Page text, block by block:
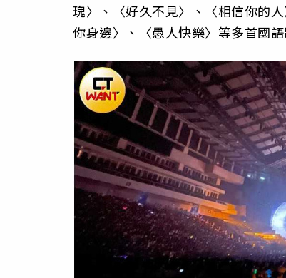
瑰〉、〈好久不見〉、〈相信你的
你身邊〉、〈愚人快樂〉等多首國